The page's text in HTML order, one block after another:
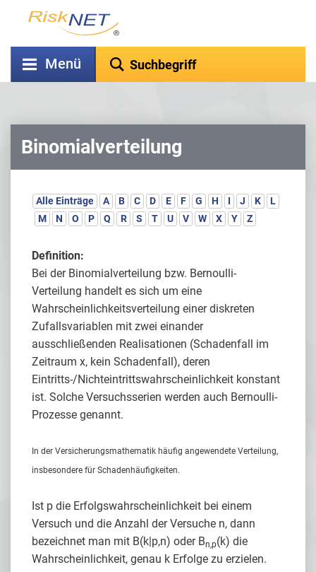
Menü
Binomialverteilung
Alle Einträge A B C D E F G H I J K
L
M
N O P Q R S T U V W X Y Z
Definition:
Bei der Binomialverteilung bzw. Bernoulli-
Verteilung handelt es sich um eine
Wahrscheinlichkeitsverteilung einer diskreten
Zufallsvariablen mit zwei einander
ausschließenden Realisationen (Schadenfall im
Zeitraum x, kein Schadenfall), deren
Eintritts-/Nichteintrittswahrscheinlichkeit konstant
ist. Solche Versuchsserien werden auch Bernoulli-
Prozesse genannt.
In der Versicherungsmathematik häufig angewendete Verteilung,
insbesondere für Schadenhäufigkeiten.
Ist p die Erfolgswahrscheinlichkeit bei einem
Versuch und die Anzahl der Versuche n, dann
bezeichnet man mit B(k|p,n) oder Bn,p(k) die
Wahrscheinlichkeit, genau k Erfolge zu erzielen.